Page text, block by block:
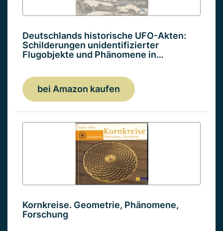
Deutschlands historische UFO-Akten:
Schilderungen unidentifizierter
Flugobjekte und Phänomene in…
bei Amazon kaufen
Kornkreise. Geometrie, Phänomene,
Forschung